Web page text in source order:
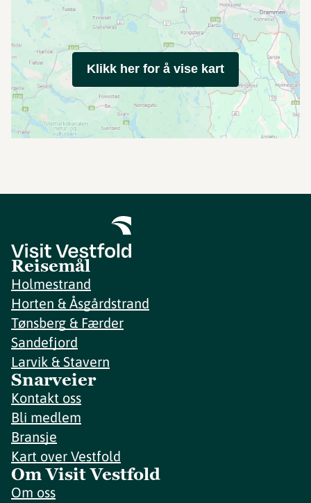
Klikk her for å vise kart
Reisemål
Holmestrand
Horten & Åsgårdstrand
Tønsberg & Færder
Sandefjord
Larvik & Stavern
Snarveier
Kontakt oss
Bli medlem
Bransje
Kart over Vestfold
Om Visit Vestfold
Om oss